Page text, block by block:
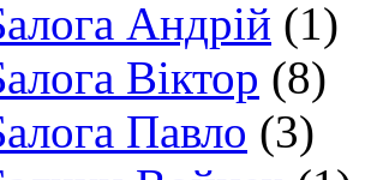
Андрій (1)
Віктор (8)
Павло (3)